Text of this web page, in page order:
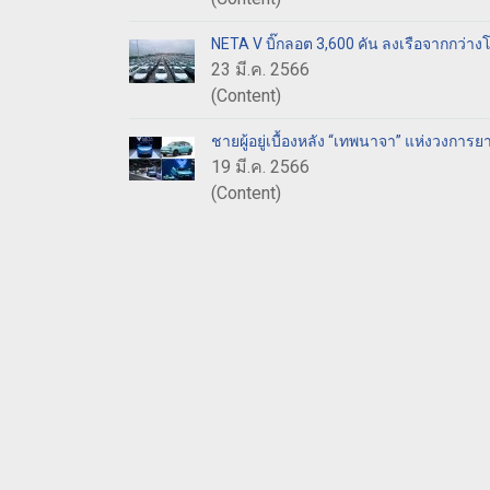
NETA V บิ๊กลอต 3,600 คัน ลงเรือจากกว่า
23 มี.ค. 2566
(Content)
ชายผู้อยู่เบื้องหลัง “เทพนาจา” แห่งวงการ
19 มี.ค. 2566
(Content)